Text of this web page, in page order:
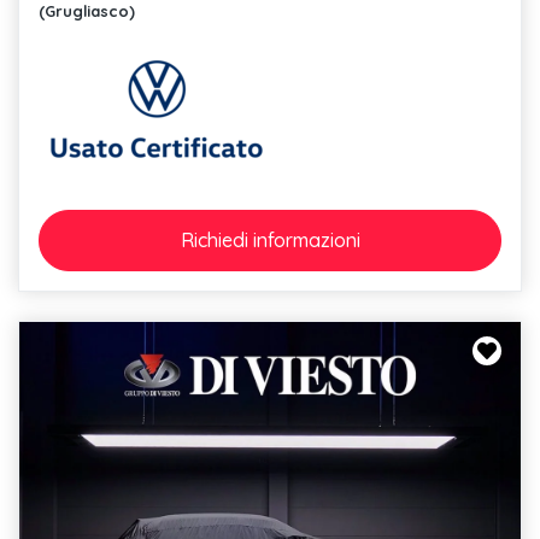
(Grugliasco)
Richiedi informazioni